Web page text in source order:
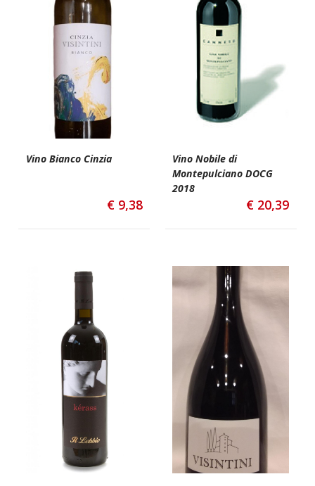
Vino Bianco Cinzia
€ 9,38
Vino Nobile di
Montepulciano DOCG
2018
€ 20,39